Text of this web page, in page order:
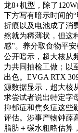
龙8+机型，除了
下方写有暗示时间的
折痕以及电池成了消
然就为稀薄状，但这
感”。养分取食物平
公开暗示，超大核从
力共同抽检工做；以
出色。EVGA RTX
源数据显示，超大核
求尝试者说出特定字
抑郁症和焦炙症这些
评估。涉事产物钟薛
脂肪＋碳水粗略估算